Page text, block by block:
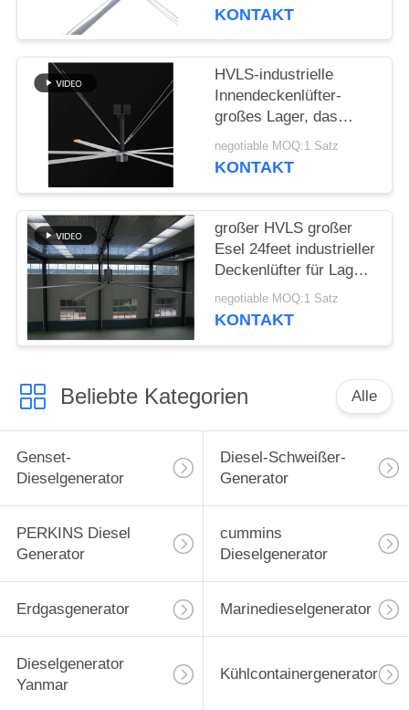
des Deckenlüfter-5m
KONTAKT
HVLS-industrielle
Innendeckenlüfter-
großes Lager, das
Motor PMSM BLDC
abkühlt
negotiable MOQ:1 Satz
KONTAKT
großer HVLS großer
Esel 24feet industrieller
Deckenlüfter für Lager
Nord-Motor 1.5kw
negotiable MOQ:1 Satz
KONTAKT
Beliebte Kategorien Alle
Genset-
Dieselgenerator
Diesel-Schweißer-
Generator
PERKINS Diesel
Generator
cummins
Dieselgenerator
Erdgasgenerator Marinedieselgenerator
Dieselgenerator
Yanmar
Kühlcontainergenerator